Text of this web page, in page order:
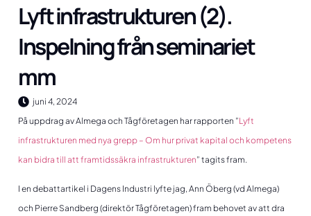
Lyft infrastrukturen (2).
Inspelning från seminariet
mm
juni 4, 2024
På uppdrag av Almega och Tågföretagen har rapporten ”Lyft
infrastrukturen med nya grepp – Om hur privat kapital och kompetens
kan bidra till att framtidssäkra infrastrukturen” tagits fram.
I en debattartikel i Dagens Industri lyfte jag, Ann Öberg (vd Almega)
och Pierre Sandberg (direktör Tågföretagen) fram behovet av att dra